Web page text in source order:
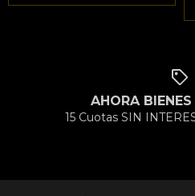
AHORA
15 Cuotas SIN